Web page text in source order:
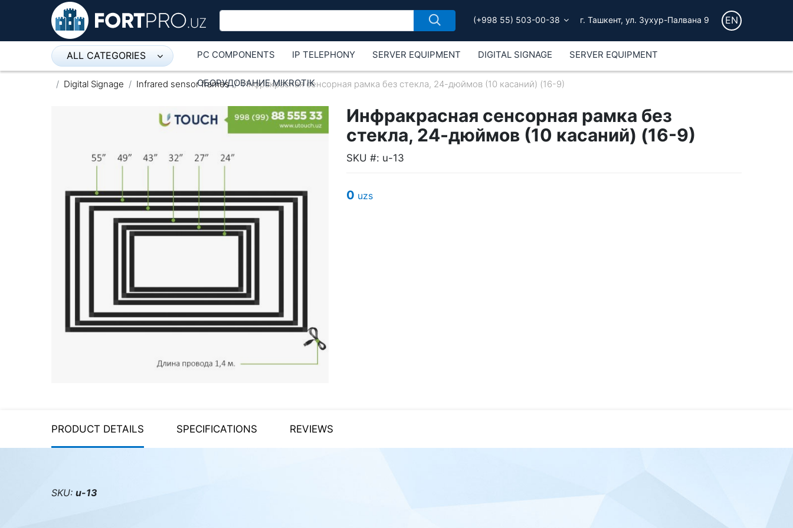
(+998 55) 503-00-38 г. Ташкент, ул. Зухур-Палвана 9 EN
ALL CATEGORIES
Микрофон
Оборудование Mikrotik
Пылесос
ADSL, Wan / Lan Routers, Wi-Fi
UPS Uninterruptible Power
Supply
Video surveillance
PC COMPONENTS IP TELEPHONY SERVER EQUIPMENT DIGITAL SIGNAGE SERVER EQUIPMENT
ОБОРУДОВАНИЕ MIKROTIK
Digital Signage Infrared sensor frames Инфракрасная сенсорная рамка без стекла, 24-дюймов (10 касаний) (16-9)
Инфракрасная сенсорная рамка без
стекла, 24-дюймов (10 касаний) (16-9)
SKU #: u-13
0 uzs
PRODUCT DETAILS SPECIFICATIONS REVIEWS
SKU: u-13